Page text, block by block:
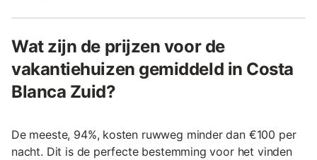
Wat zijn de prijzen voor de
vakantiehuizen gemiddeld in Costa
Blanca Zuid?
De meeste, 94%, kosten ruwweg minder dan €100 per
nacht. Dit is de perfecte bestemming voor het vinden